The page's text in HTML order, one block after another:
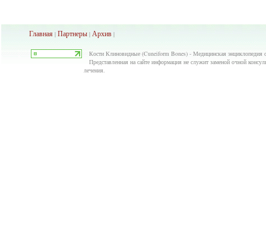
Главная | Партнеры | Архив |
Кости Клиновидные (Cuneiform Bones) - Медицинская
Представленная на сайте информация не служит заменой очной
лечения.